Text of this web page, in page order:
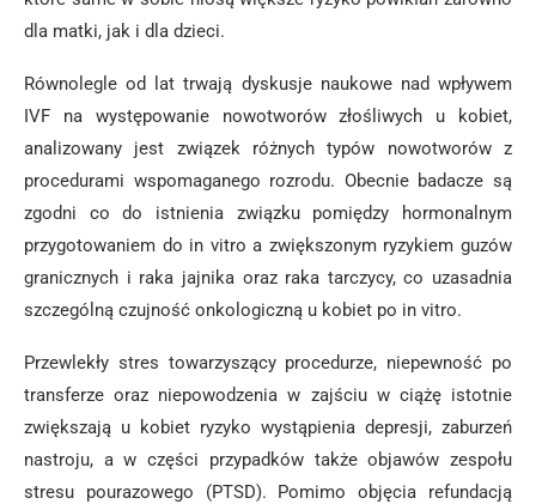
dla matki, jak i dla dzieci.
Równolegle od lat trwają dyskusje naukowe nad wpływem
IVF na występowanie nowotworów złośliwych u kobiet,
analizowany jest związek różnych typów nowotworów z
procedurami wspomaganego rozrodu. Obecnie badacze są
zgodni co do istnienia związku pomiędzy hormonalnym
przygotowaniem do in vitro a zwiększonym ryzykiem guzów
granicznych i raka jajnika oraz raka tarczycy, co uzasadnia
szczególną czujność onkologiczną u kobiet po in vitro.
Przewlekły stres towarzyszący procedurze, niepewność po
transferze oraz niepowodzenia w zajściu w ciążę istotnie
zwiększają u kobiet ryzyko wystąpienia depresji, zaburzeń
nastroju, a w części przypadków także objawów zespołu
stresu pourazowego (PTSD). Pomimo objęcia refundacją